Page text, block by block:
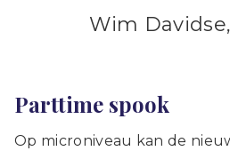
Wim
Parttime spook
Op microniveau kan de